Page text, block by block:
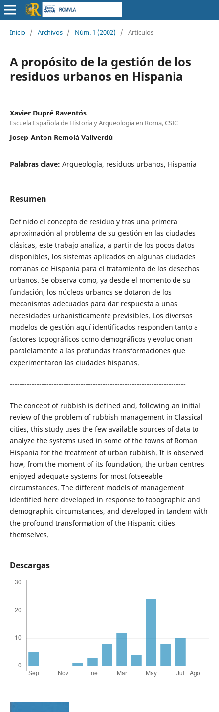
Inicio / Archivos / Núm. 1 (2002) / Artículos
A propósito de la gestión de los
residuos urbanos en Hispania
Xavier Dupré Raventós
Escuela Española de Historia y Arqueología en Roma, CSIC
Josep-Anton Remolà Vallverdú
Palabras clave: Arqueología, residuos urbanos, Hispania
Resumen
Definido el concepto de residuo y tras una primera
aproximación al problema de su gestión en las ciudades
clásicas, este trabajo analiza, a partir de los pocos datos
disponibles, los sistemas aplicados en algunas ciudades
romanas de Hispania para el tratamiento de los desechos
urbanos. Se observa como, ya desde el momento de su
fundación, los núcleos urbanos se dotaron de los
mecanismos adecuados para dar respuesta a unas
necesidades urbanisticamente previsibles. Los diversos
modelos de gestión aquí identificados responden tanto a
factores topográficos como demográficos y evolucionan
paralelamente a las profundas transformaciones que
experimentaron las ciudades hispanas.
------------------------------------------------------------------------
The concept of rubbish is defined and, following an initial
review of the problem of rubbish management in Classical
cities, this study uses the few available sources of data to
analyze the systems used in some of the towns of Roman
Hispania for the treatment of urban rubbish. It is observed
how, from the moment of its foundation, the urban centres
enjoyed adequate systems for most fotseeable
circumstances. The different models of management
identified here developed in response to topographic and
demographic circumstances, and developed in tandem with
the profound transformation of the Hispanic cities
themselves.
Descargas